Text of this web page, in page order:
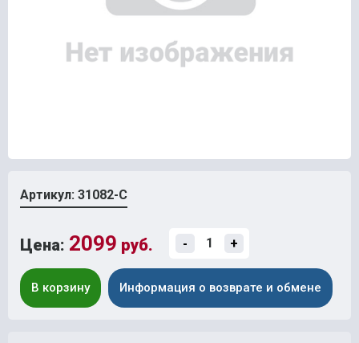
Артикул: 31082-С
Цена: 2099 руб. - +
В корзину Информация о возврате и обмене